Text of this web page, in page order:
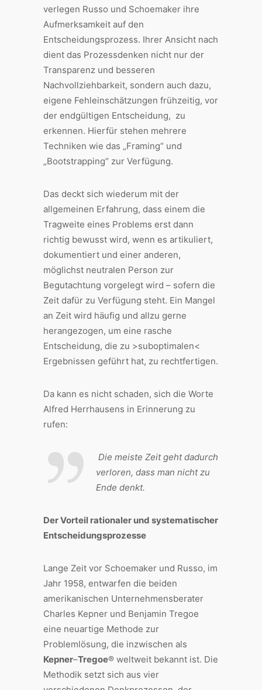
verlegen Russo und Schoemaker ihre
Aufmerksamkeit auf den
Entscheidungsprozess. Ihrer Ansicht nach
dient das Prozessdenken nicht nur der
Transparenz und besseren
Nachvollziehbarkeit, sondern auch dazu,
eigene Fehleinschätzungen frühzeitig, vor
der endgültigen Entscheidung, zu
erkennen. Hierfür stehen mehrere
Techniken wie das „Framing“ und
„Bootstrapping“ zur Verfügung.
Das deckt sich wiederum mit der
allgemeinen Erfahrung, dass einem die
Tragweite eines Problems erst dann
richtig bewusst wird, wenn es artikuliert,
dokumentiert und einer anderen,
möglichst neutralen Person zur
Begutachtung vorgelegt wird – sofern die
Zeit dafür zu Verfügung steht. Ein Mangel
an Zeit wird häufig und allzu gerne
herangezogen, um eine rasche
Entscheidung, die zu >suboptimalen<
Ergebnissen geführt hat, zu rechtfertigen.
Da kann es nicht schaden, sich die Worte
Alfred Herrhausens in Erinnerung zu
rufen:
Die meiste Zeit geht dadurch
verloren, dass man nicht zu
Ende denkt.
Der Vorteil rationaler und systematischer
Entscheidungsprozesse
Lange Zeit vor Schoemaker und Russo, im
Jahr 1958, entwarfen die beiden
amerikanischen Unternehmensberater
Charles Kepner und Benjamin Tregoe
eine neuartige Methode zur
Problemlösung, die inzwischen als
Kepner–Tregoe® weltweit bekannt ist. Die
Methodik setzt sich aus vier